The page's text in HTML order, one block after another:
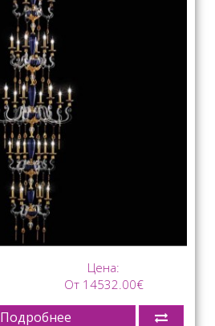
Цена:
От 14532.00€
Подробнее